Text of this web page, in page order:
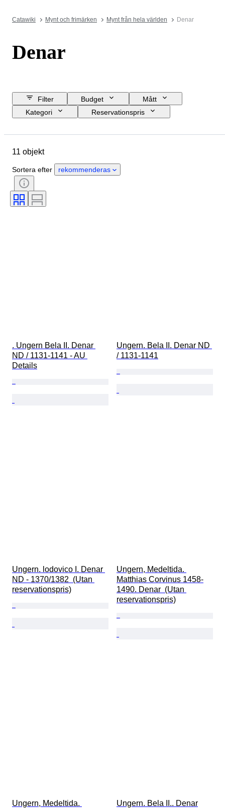
Catawiki Mynt och frimärken Mynt från hela världen Denar
Denar
Filter Budget
Mått
Kategori
Reservationspris
Skick
Era
11 objekt
Sortera efter rekommenderas
. Ungern Bela II. Denar
ND / 1131-1141 - AU
Details
Ungern. Bela II. Denar ND
/ 1131-1141
Ungern. lodovico I. Denar
ND - 1370/1382  (Utan
reservationspris)
Ungern, Medeltida.
Matthias Corvinus 1458-
1490. Denar  (Utan
reservationspris)
Ungern, Medeltida.
Ungern. Bela II.. Denar